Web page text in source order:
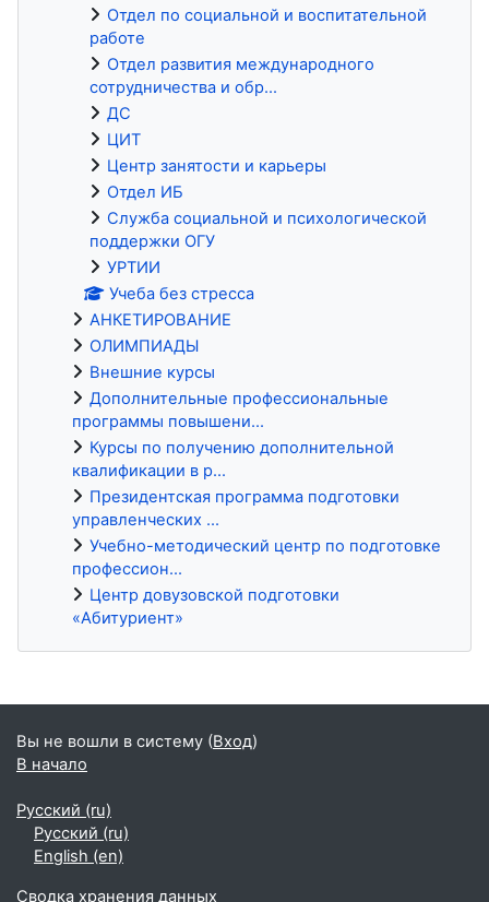
Отдел по социальной и воспитательной
работе
Отдел развития международного
сотрудничества и обр...
ДС
ЦИТ
Центр занятости и карьеры
Отдел ИБ
Служба социальной и психологической
поддержки ОГУ
УРТИИ
Учеба без стресса
АНКЕТИРОВАНИЕ
ОЛИМПИАДЫ
Внешние курсы
Дополнительные профессиональные
программы повышени...
Курсы по получению дополнительной
квалификации в р...
Президентская программа подготовки
управленческих ...
Учебно-методический центр по подготовке
профессион...
Центр довузовской подготовки
«Абитуриент»
Блоки
Вы не вошли в систему (Вход)
В начало
Русский ‎(ru)‎
Русский ‎(ru)‎
English ‎(en)‎
Сводка хранения данных